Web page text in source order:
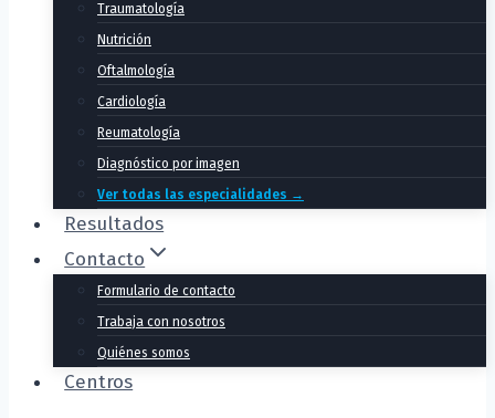
Traumatología
Nutrición
Oftalmología
Cardiología
Reumatología
Diagnóstico por imagen
Ver todas las especialidades →
Resultados
Contacto
Formulario de contacto
Trabaja con nosotros
Quiénes somos
Centros